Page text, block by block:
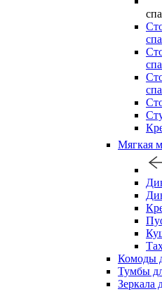
Мягкая
Комоды
Тумбы
Зеркала